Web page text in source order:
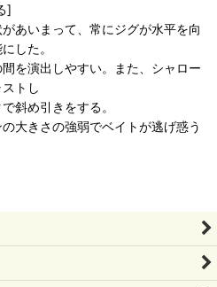
]
あいまって、常にジグが水平を向
した。
を演出しやすい。また、シャロー
トし
斜め引きをする。
大きさの強弱でベイトが逃げ惑う